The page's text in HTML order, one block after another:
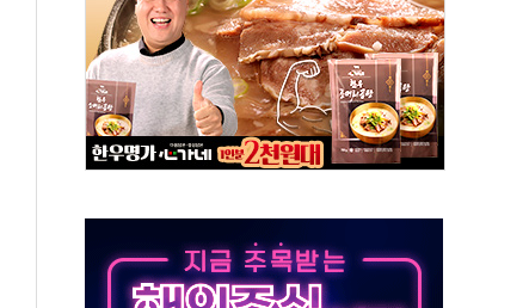
락…내린 종목이 두 배 넘어
김성환 기후부 장관 "예측범위 벗어나도 즉시대응"
"…건설연, AI 위험기상 기술 개발
·인증제도 개선 수혜 기대"
…대전서 50대 일용직 추락 사망
개발·재건축 촉진하는 것이 부동산 정상화"
전 감사 무마' 유병호 감사위원 구속 기소
AI 팩토리 매출 본격화